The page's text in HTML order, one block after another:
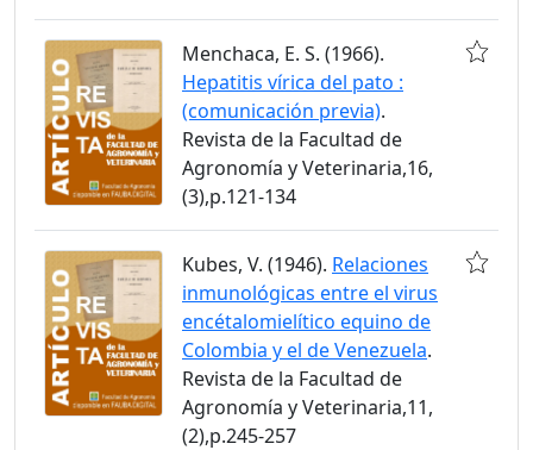
Menchaca, E. S. (1966).
Hepatitis vírica del pato :
(comunicación previa).
Revista de la Facultad de
Agronomía y Veterinaria,16,
(3),p.121-134
Kubes, V. (1946). Relaciones
inmunológicas entre el virus
encétalomielítico equino de
Colombia y el de Venezuela.
Revista de la Facultad de
Agronomía y Veterinaria,11,
(2),p.245-257